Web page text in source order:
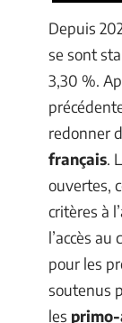
Depuis
se sont
3,30 %.
redonner
français.
ouvertes,
critères à
l’accès
pour les
soutenus
les